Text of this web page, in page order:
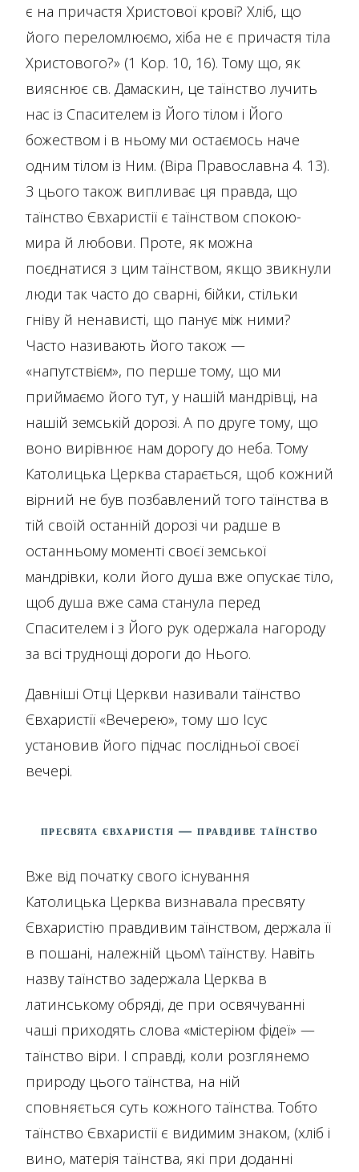
є на причастя Христової крові? Хліб, що
його переломлюємо, хіба не є причастя тіла
Христового?» (1 Кор. 10, 16). Тому що, як
вияснює св. Дамаскин, це таїнство лучить
нас із Спасителем із Його тілом і Його
божеством і в ньому ми остаємось наче
одним тілом із Ним. (Віра Православна 4. 13).
З цього також випливає ця правда, що
таїнство Євхаристії є таїнством спокою-
мира й любови. Проте, як можна
поєднатися з цим таїнством, якщо звикнули
люди так часто до сварні, бійки, стільки
гніву й ненависті, що панує між ними?
Часто називають його також —
«напутствієм», по перше тому, що ми
приймаємо його тут, у нашій мандрівці, на
нашій земській дорозі. А по друге тому, що
воно вирівнює нам дорогу до неба. Тому
Католицька Церква старається, щоб кожний
вірний не був позбавлений того таїнства в
тій своїй останній дорозі чи радше в
останньому моменті своєї земської
мандрівки, коли його душа вже опускає тіло,
щоб душа вже сама станула перед
Спасителем і з Його рук одержала нагороду
за всі труднощі дороги до Нього.
Давніші Отці Церкви називали таїнство
Євхаристії «Вечерею», тому шо Ісус
установив його підчас послідньої своєї
вечері.
Пресвята Євхаристія — Правдиве Таїнство
Вже від початку свого існування
Католицька Церква визнавала пресвяту
Євхаристію правдивим таїнством, держала її
в пошані, належній цьом\ таїнству. Навіть
назву таїнство задержала Церква в
латинському обряді, де при освячуванні
чаші приходять слова «містеріюм фідеї» —
таїнство віри. І справді, коли розглянемо
природу цього таїнства, на ній
сповняється суть кожного таїнства. Тобто
таїнство Євхаристії є видимим знаком, (хліб і
вино, матерія таїнства, які при доданні